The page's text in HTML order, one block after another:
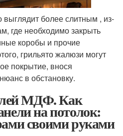
выглядит более слитным , из-
где необходимо закрыть
коробы и прочие
грильято жалюзи могут
покрытие, внося
в обстановку.
МДФ. Как
на потолок:
своими руками